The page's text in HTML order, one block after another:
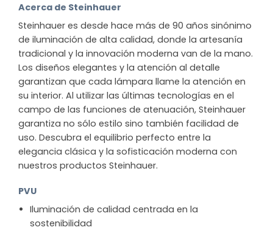
Acerca de Steinhauer
Steinhauer es desde hace más de 90 años sinónimo
de iluminación de alta calidad, donde la artesanía
tradicional y la innovación moderna van de la mano.
Los diseños elegantes y la atención al detalle
garantizan que cada lámpara llame la atención en
su interior. Al utilizar las últimas tecnologías en el
campo de las funciones de atenuación, Steinhauer
garantiza no sólo estilo sino también facilidad de
uso. Descubra el equilibrio perfecto entre la
elegancia clásica y la sofisticación moderna con
nuestros productos Steinhauer.
PVU
Iluminación de calidad centrada en la
sostenibilidad